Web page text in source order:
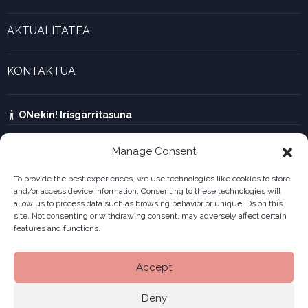
Manage Consent
To provide the best experiences, we use technologies like cookies to store
and/or access device information. Consenting to these technologies will
allow us to process data such as browsing behavior or unique IDs on this
site. Not consenting or withdrawing consent, may adversely affect certain
features and functions.
Accept
Deny
UTA kalkulagailua
AKTUALITATEA
KONTAKTUA
ONekin! Irisgarritasuna